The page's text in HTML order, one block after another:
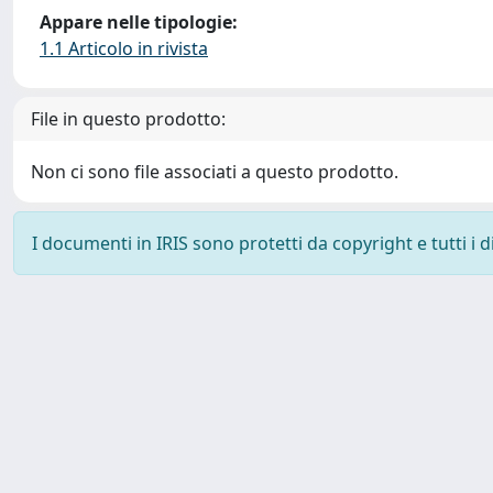
Appare nelle tipologie:
1.1 Articolo in rivista
File in questo prodotto:
Non ci sono file associati a questo prodotto.
I documenti in IRIS sono protetti da copyright e tutti i